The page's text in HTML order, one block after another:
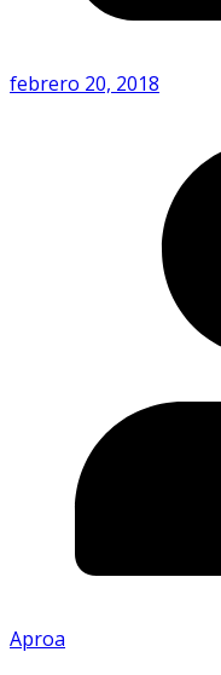
febrero 20, 2018
Aproa